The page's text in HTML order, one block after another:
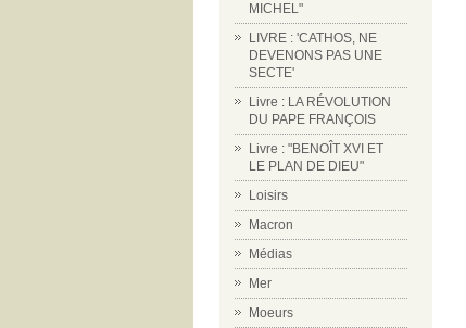
MICHEL"
LIVRE : 'CATHOS, NE
DEVENONS PAS UNE
SECTE'
Livre : LA RÉVOLUTION
DU PAPE FRANÇOIS
Livre : "BENOÎT XVI ET
LE PLAN DE DIEU"
Loisirs
Macron
Médias
Mer
Moeurs